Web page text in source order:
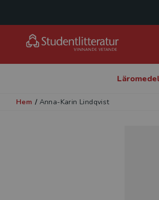
Hem / Anna-Karin Lindqvist